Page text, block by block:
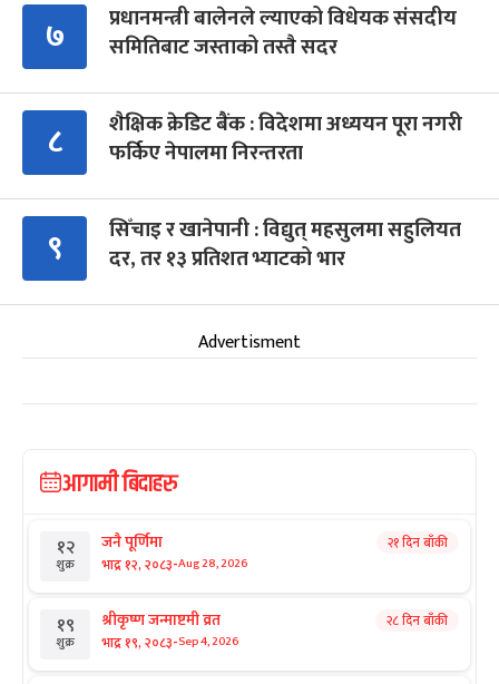
७
प्रधानमन्त्री बालेनले ल्याएको विधेयक संसदीय
समितिबाट जस्ताको तस्तै सदर
८
शैक्षिक क्रेडिट बैंक : विदेशमा अध्ययन पूरा नगरी
फर्किए नेपालमा निरन्तरता
९
सिँचाइ र खानेपानी : विद्युत् महसुलमा सहुलियत
दर, तर १३ प्रतिशत भ्याटको भार
Advertisment
आगामी बिदाहरु
१२
शुक्र
जनै पूर्णिमा
भाद्र १२, २०८३-Aug 28, 2026
२१ दिन बाँकी
१९
शुक्र
श्रीकृष्ण जन्माष्टमी व्रत
भाद्र १९, २०८३-Sep 4, 2026
२८ दिन बाँकी